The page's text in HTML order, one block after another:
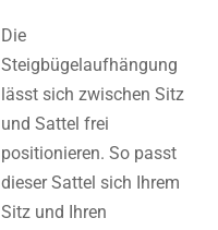
Die
Steigbügelaufhängung
lässt sich zwischen Sitz
und Sattel frei
positionieren. So passt
dieser Sattel sich Ihrem
Sitz und Ihren